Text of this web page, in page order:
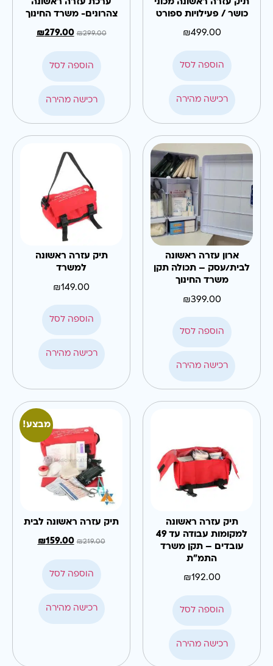
תיק עזרה ראשונה מכוני
כושר / פעילויות ספורט
₪499.00
הוספה לסל
רכישה מהירה
ערכת עזרה ראשונה
צהרונים- משרד החינוך
₪299.00
₪279.00
הוספה לסל
רכישה מהירה
ארון עזרה ראשונה
לבית/עסק – תכולה תקן
משרד החינוך
₪399.00
הוספה לסל
רכישה מהירה
תיק עזרה ראשונה
למשרד
₪149.00
הוספה לסל
רכישה מהירה
תיק עזרה ראשונה
למקומות עבודה עד 49
עובדים – תקן משרד
התמ"ת
₪192.00
הוספה לסל
רכישה מהירה
מבצע!
תיק עזרה ראשונה לבית
₪219.00
₪159.00
הוספה לסל
רכישה מהירה